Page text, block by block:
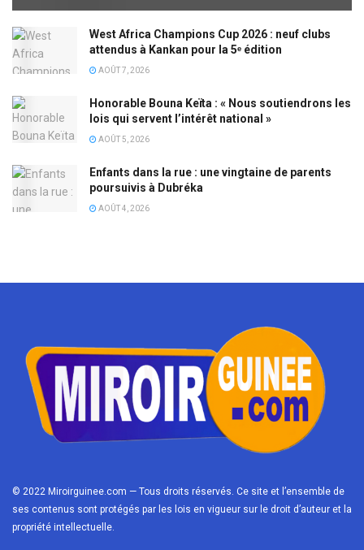
West Africa Champions Cup 2026 : neuf clubs
attendus à Kankan pour la 5ᵉ édition
AOÛT 7, 2026
Honorable Bouna Keïta : « Nous soutiendrons les
lois qui servent l’intérêt national »
AOÛT 5, 2026
Enfants dans la rue : une vingtaine de parents
poursuivis à Dubréka
AOÛT 4, 2026
© 2022 Miroirguinee.com — Tous droits réservés. Ce site et l’ensemble de
ses contenus sont protégés par les lois en vigueur sur le droit d’auteur et la
propriété intellectuelle.